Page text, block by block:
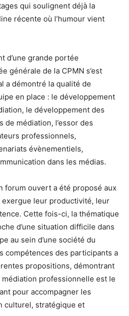
qui soulignent déjà la
récente où l’humour vient
d’une grande portée
générale de la CPMN s’est
a démontré la qualité de
en place : le développement
le développement des
médiation, l’essor des
professionnels,
évènementiels,
dans les médias.
forum ouvert a été proposé aux
leur productivité, leur
Cette fois-ci, la thématique
d’une situation difficile dans
au sein d’une société du
compétences des participants a
propositions, démontrant
professionnelle est le
pour accompagner les
culturel, stratégique et